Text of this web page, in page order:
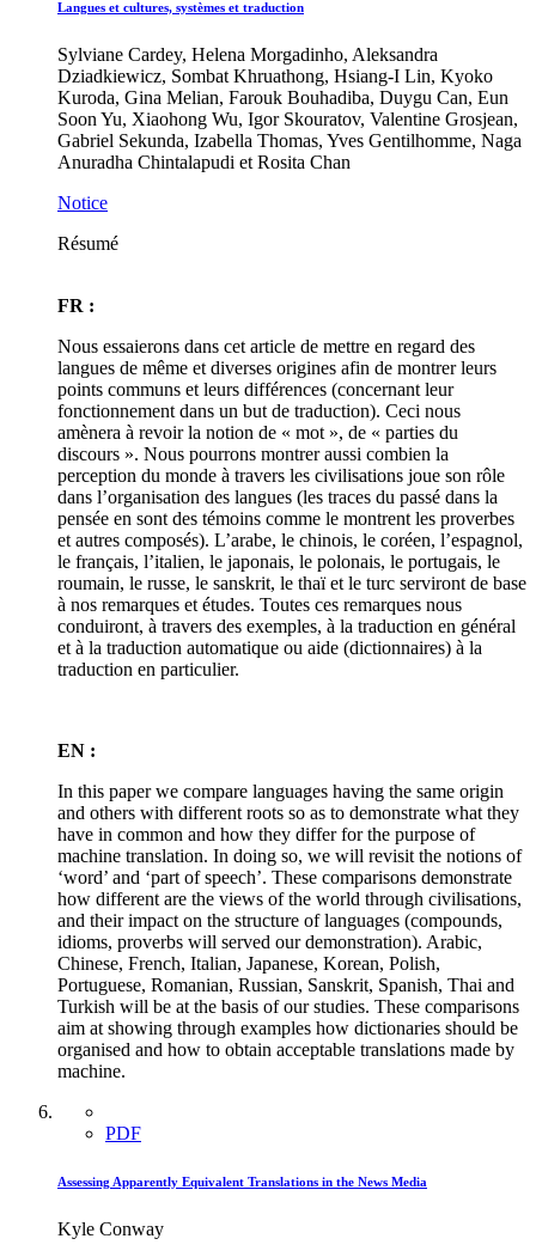
Langues et cultures, systèmes et traduction
Sylviane Cardey, Helena Morgadinho, Aleksandra
Dziadkiewicz, Sombat Khruathong, Hsiang-I Lin, Kyoko
Kuroda, Gina Melian, Farouk Bouhadiba, Duygu Can, Eun
Soon Yu, Xiaohong Wu, Igor Skouratov, Valentine Grosjean,
Gabriel Sekunda, Izabella Thomas, Yves Gentilhomme, Naga
Anuradha Chintalapudi et Rosita Chan
Notice
Résumé
FR :
Nous essaierons dans cet article de mettre en regard des
langues de même et diverses origines afin de montrer leurs
points communs et leurs différences (concernant leur
fonctionnement dans un but de traduction). Ceci nous
amènera à revoir la notion de « mot », de « parties du
discours ». Nous pourrons montrer aussi combien la
perception du monde à travers les civilisations joue son rôle
dans l’organisation des langues (les traces du passé dans la
pensée en sont des témoins comme le montrent les proverbes
et autres composés). L’arabe, le chinois, le coréen, l’espagnol,
le français, l’italien, le japonais, le polonais, le portugais, le
roumain, le russe, le sanskrit, le thaï et le turc serviront de base
à nos remarques et études. Toutes ces remarques nous
conduiront, à travers des exemples, à la traduction en général
et à la traduction automatique ou aide (dictionnaires) à la
traduction en particulier.
EN :
In this paper we compare languages having the same origin
and others with different roots so as to demonstrate what they
have in common and how they differ for the purpose of
machine translation. In doing so, we will revisit the notions of
‘word’ and ‘part of speech’. These comparisons demonstrate
how different are the views of the world through civilisations,
and their impact on the structure of languages (compounds,
idioms, proverbs will served our demonstration). Arabic,
Chinese, French, Italian, Japanese, Korean, Polish,
Portuguese, Romanian, Russian, Sanskrit, Spanish, Thai and
Turkish will be at the basis of our studies. These comparisons
aim at showing through examples how dictionaries should be
organised and how to obtain acceptable translations made by
machine.
PDF
Assessing Apparently Equivalent Translations in the News Media
Kyle Conway